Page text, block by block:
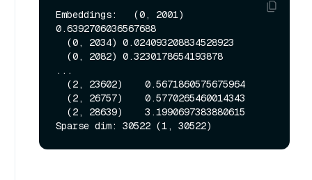
Embeddings:   (0, 2001)
0.6392706036567688
...